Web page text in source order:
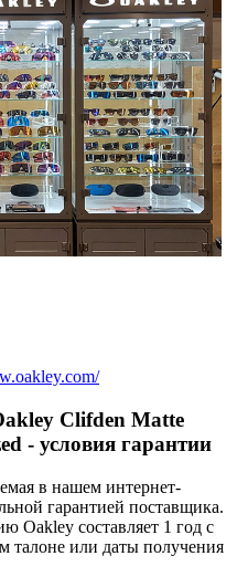
Clifden Matte
- условия гарантии
в нашем интернет-
гарантией поставщика.
Oakley составляет 1 год с
талоне или даты получения